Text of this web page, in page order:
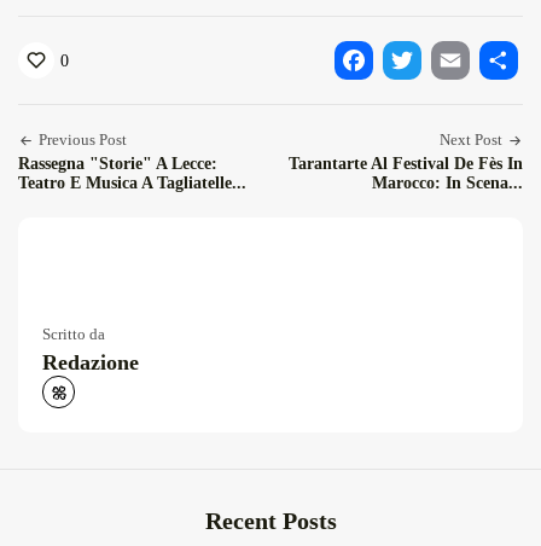
0
Previous Post
Rassegna "Storie" A Lecce:
Teatro E Musica A Tagliatelle...
Next Post
Tarantarte Al Festival De Fès In
Marocco: In Scena...
Scritto da
Redazione
Recent Posts